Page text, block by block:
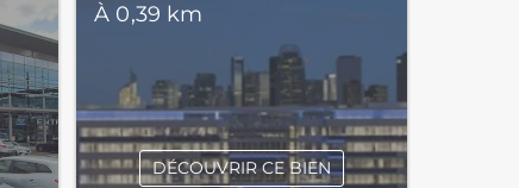
À 0,39 km
DÉCOUVRIR CE BIEN